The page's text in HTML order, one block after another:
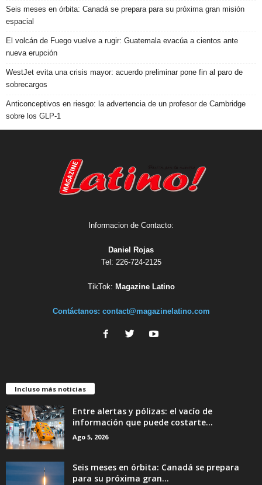
Seis meses en órbita: Canadá se prepara para su próxima gran misión
espacial
El volcán de Fuego vuelve a rugir: Guatemala evacúa a cientos ante
nueva erupción
WestJet evita una crisis mayor: acuerdo preliminar pone fin al paro de
sobrecargos
Anticonceptivos en riesgo: la advertencia de un profesor de Cambridge
sobre los GLP-1
Informacion de Contacto:
Daniel Rojas
Tel: 226-724-2125
TikTok: Magazine Latino
Contáctanos: contact@magazinelatino.com
Incluso más noticias
Entre alertas y pólizas: el vacío de
información que puede costarte...
Ago 5, 2026
Seis meses en órbita: Canadá se prepara
para su próxima gran...